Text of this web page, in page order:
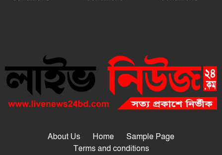
About Us Home
Sample Page
Terms and conditions